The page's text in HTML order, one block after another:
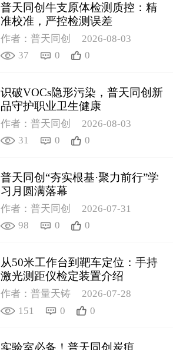
普天同创牛支原体检测质控：精
准校准，严控检测误差
作者：普天同创
2026-08-03
37
0 0
识破VOCs隐形污染，普天同创新
品守护职业卫生健康
作者：普天同创
2026-08-03
31
0 0
普天同创“夯实根基·聚力前行”学
习月圆满落幕
作者：普天同创
2026-07-31
98
0 0
从50米工作台到靶车定位：手持
激光测距仪检定装置介绍
作者：普量天铸
2026-07-28
151
0 0